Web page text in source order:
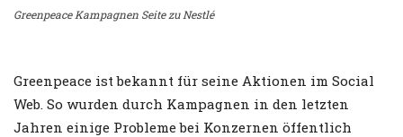
Greenpeace Kampagnen Seite zu Nestlé
Greenpeace ist bekannt für seine Aktionen im Social
Web. So wurden durch Kampagnen in den letzten
Jahren einige Probleme bei Konzernen öffentlich